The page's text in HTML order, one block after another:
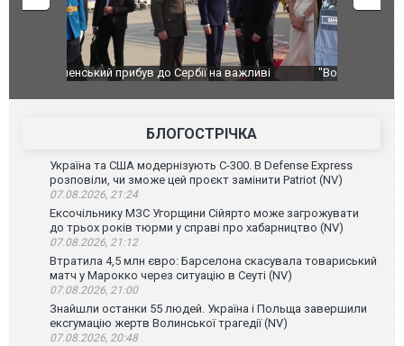
"Вони воюють, самі хочуть воювати, бо дурні": у
зневажливих слів про українських захисників.
В
порт: над
ВІДЕО
БЛОГОСТРІЧКА
Україна та США модернізують С-300. В Defense Express
розповіли, чи зможе цей проєкт замінити Patriot (NV)
07.08.2026, 21:24
Ексочільнику МЗС Угорщини Сійярто може загрожувати
до трьох років тюрми у справі про хабарництво (NV)
07.08.2026, 21:12
Втратила 4,5 млн євро: Барселона скасувала товариський
матч у Марокко через ситуацію в Сеуті (NV)
07.08.2026, 21:00
Знайшли останки 55 людей. Україна і Польща завершили
ексгумацію жертв Волинської трагедії (NV)
07.08.2026, 20:48